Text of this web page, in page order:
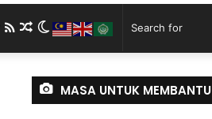
Switch
skin
Random
Article
RSS
TikTok
MASA UNTUK MEMBANTU